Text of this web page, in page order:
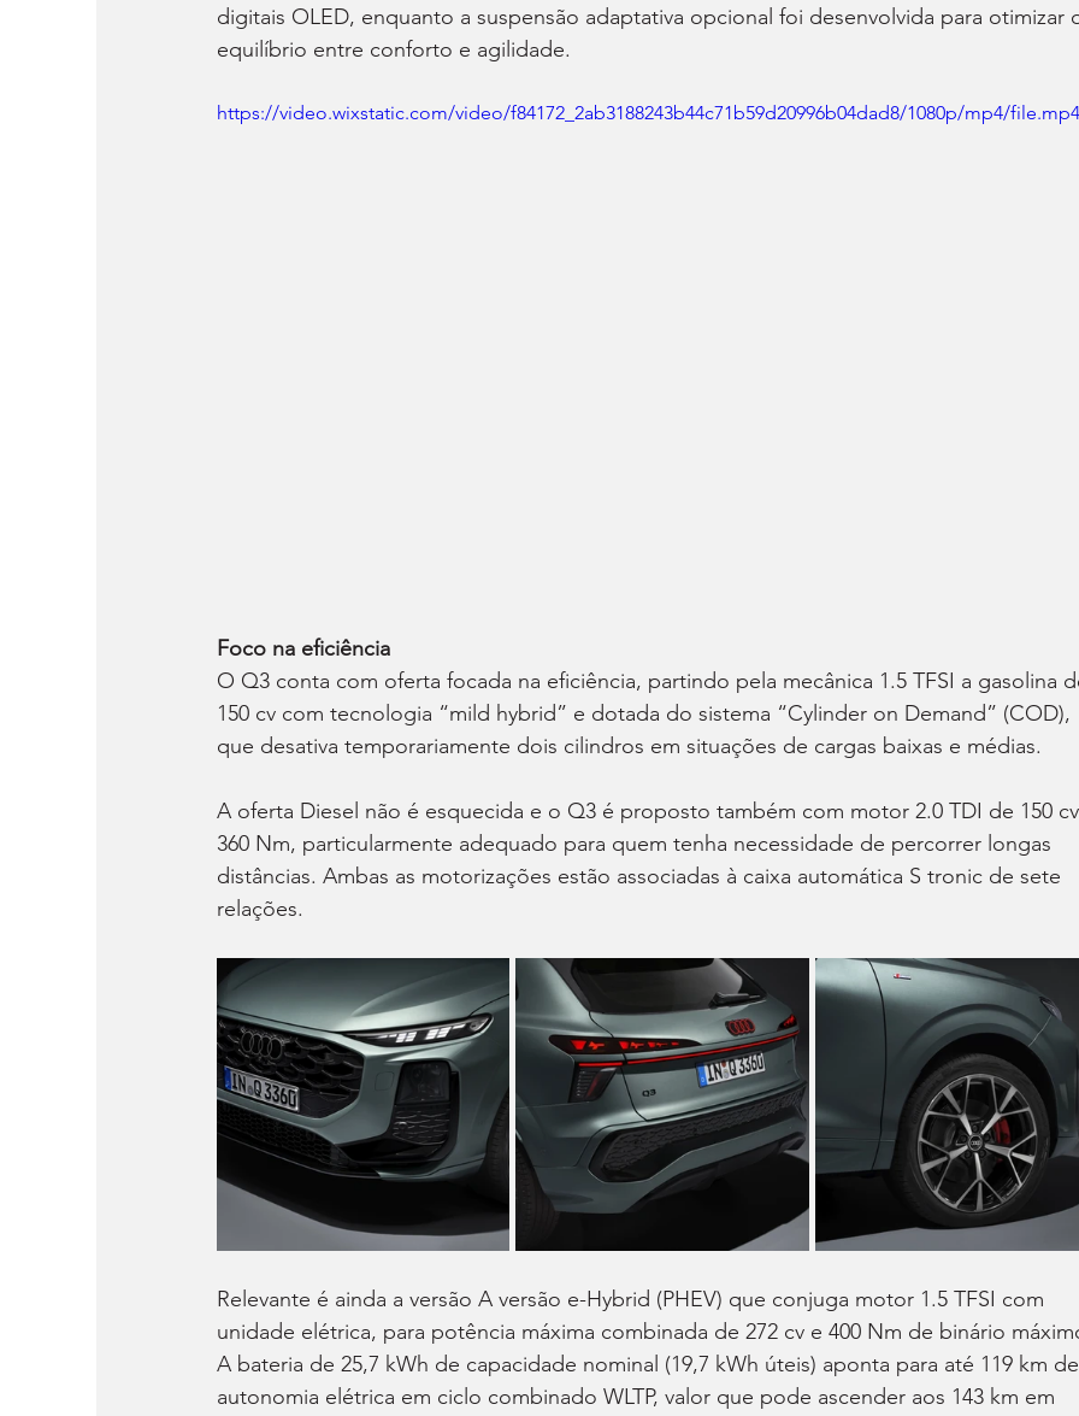
digitais OLED, enquanto a suspensão adaptativa opcional foi desenvolvida para otimizar
equilíbrio entre conforto e agilidade.
https://video.wixstatic.com/video/f84172_2ab3188243b44c71b59d20996b04dad8/1080p/mp4/file.mp4
Foco na eficiência
O Q3 conta com oferta focada na eficiência, partindo pela mecânica 1.5 TFSI a gasolina
150 cv com tecnologia “mild hybrid” e dotada do sistema “Cylinder on Demand” (COD),
que desativa temporariamente dois cilindros em situações de cargas baixas e médias.
A oferta Diesel não é esquecida e o Q3 é proposto também com motor 2.0 TDI de 150
360 Nm, particularmente adequado para quem tenha necessidade de percorrer longas
distâncias. Ambas as motorizações estão associadas à caixa automática S tronic de sete
relações.
Relevante é ainda a versão A versão e-Hybrid (PHEV) que conjuga motor 1.5 TFSI com
unidade elétrica, para potência máxima combinada de 272 cv e 400 Nm de binário
A bateria de 25,7 kWh de capacidade nominal (19,7 kWh úteis) aponta para até 119 km
autonomia elétrica em ciclo combinado WLTP, valor que pode ascender aos 143 km em